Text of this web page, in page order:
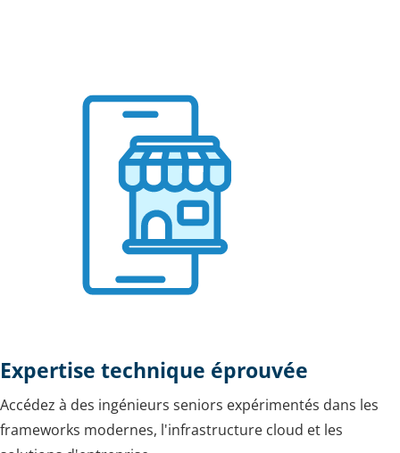
Expertise technique éprouvée
Accédez à des ingénieurs seniors expérimentés dans les
frameworks modernes, l'infrastructure cloud et les